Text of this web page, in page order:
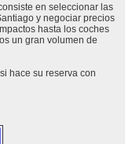
en seleccionar las
y negociar precios
hasta los coches
un gran volumen de
hace su reserva con